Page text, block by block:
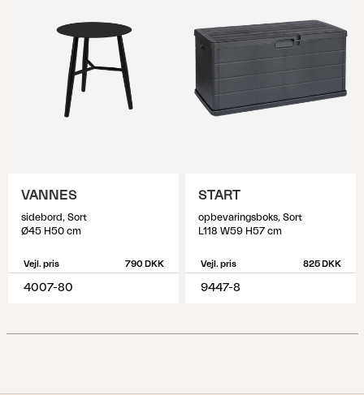
VANNES
sidebord, Sort
Ø45 H50 cm
Vejl. pris 790 DKK
4007-80
START
opbevaringsboks, Sort
L118 W59 H57 cm
Vejl. pris 825 DKK
9447-8